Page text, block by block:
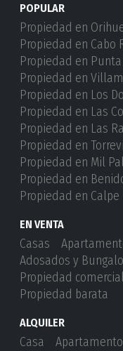
POPULAR
Propiedad en
Propiedad en Cabo
Propiedad en
Propiedad en
Propiedad en Los
Propiedad en Las
Propiedad en Las
Propiedad en
Propiedad en Mil
Propiedad en
Propiedad en Calpe
EN VENTA
Casas
Adosados ​​y
Propiedad comercial
Propiedad barata
ALQUILER
Casa